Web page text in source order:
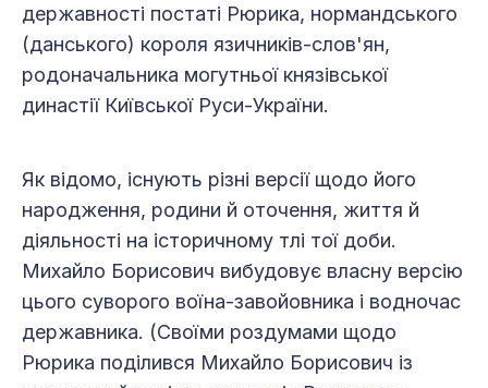
державності постаті Рюрика, нормандського
(данського) короля язичників-слов'ян,
родоначальника могутньої князівської
династії Київської Руси-України.
Як відомо, існують різні версії щодо його
народження, родини й оточення, життя й
діяльності на історичному тлі тої доби.
Михайло Борисович вибудовує власну версію
цього суворого воїна-завойовника і водночас
державника. (Своїми роздумами щодо
Рюрика поділився Михайло Борисович із